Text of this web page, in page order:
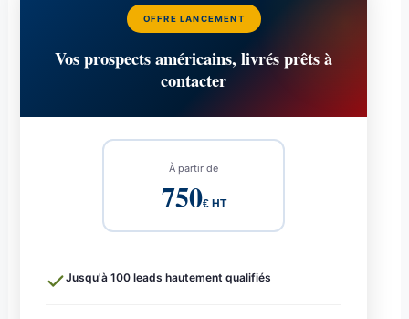
OFFRE LANCEMENT
Vos prospects américains, livrés prêts à
contacter
À partir de
750€ HT
Jusqu'à 100 leads hautement qualifiés